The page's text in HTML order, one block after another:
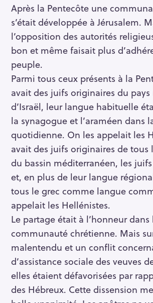
Après la Pentecôte une
s’était développée à Jérusalem.
l’opposition des autorités
bon et même faisait plus
peuple.
Parmi tous ceux présents à la
avait des juifs originaires du
d’Israël, leur langue habituelle
la synagogue et l’araméen dans
quotidienne. On les appelait les
avait des juifs originaires de tous
du bassin méditerranéen, les
et, en plus de leur langue
tous le grec comme langue
appelait les Hellénistes.
Le partage était à l’honneur
communauté chrétienne. Mais
malentendu et un conflit
d’assistance sociale des veuves
elles étaient défavorisées par
des Hébreux. Cette dissension